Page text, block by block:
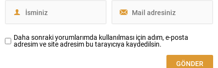
Daha sonraki yorumlarımda kullanılması için adım, e-posta
adresim ve site adresim bu tarayıcıya kaydedilsin.